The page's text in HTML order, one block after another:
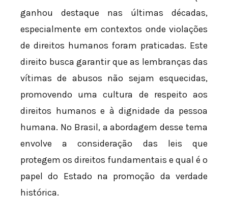
ganhou destaque nas últimas décadas,
especialmente em contextos onde violações
de direitos humanos foram praticadas. Este
direito busca garantir que as lembranças das
vítimas de abusos não sejam esquecidas,
promovendo uma cultura de respeito aos
direitos humanos e à dignidade da pessoa
humana. No Brasil, a abordagem desse tema
envolve a consideração das leis que
protegem os direitos fundamentais e qual é o
papel do Estado na promoção da verdade
histórica.